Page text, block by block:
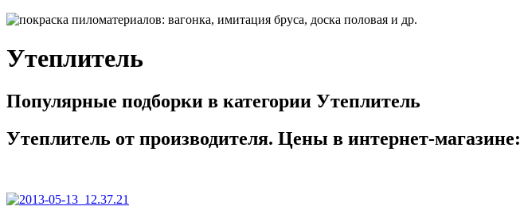
Утеплитель
Популярные подборки в категории Утеплитель
Утеплитель от производителя. Цены в интернет-магазине: